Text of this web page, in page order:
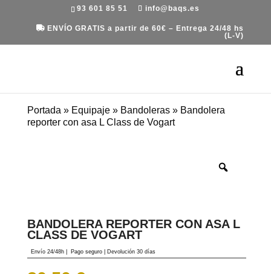
93 601 85 51 info@baqs.es
ENVÍO GRATIS a partir de 60€ – Entrega 24/48 hs
(L-V)
Portada » Equipaje» Bandoleras» Bandolera
reporter con asa L Class de Vogart
BANDOLERA REPORTER CON ASA L
CLASS DE VOGART
Envío 24/48h| Pago seguro | Devolución 30 días